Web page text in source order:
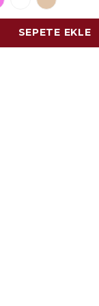
SEPETE EKLE